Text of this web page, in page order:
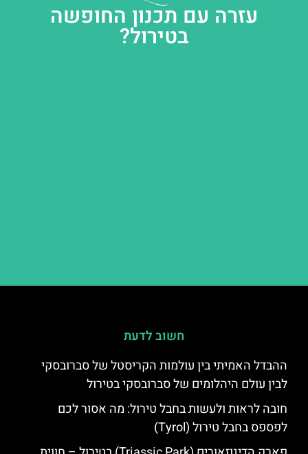
עזרה עם תכנון החופשה
בטירול?
חשוב לדעת
ההבדל האמיתי בין עולמות הקריסטל של סברובסקי
לבין עולם היהלומים של סברובסקי בטירול
חובה לראות ולעשות בחבל טירול: מה אסור לכם
לפספס בחבל טירול (Tyrol)